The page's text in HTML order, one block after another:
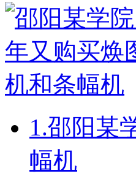
1.邵阳某
幅机